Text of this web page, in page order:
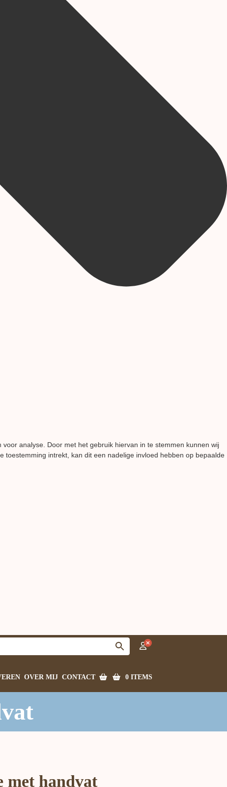
analyse. Door met het gebruik hiervan in te stemmen kunnen wij
intrekt, kan dit een nadelige invloed hebben op bepaalde
OVER MIJ CONTACT 0 ITEMS
met handvat